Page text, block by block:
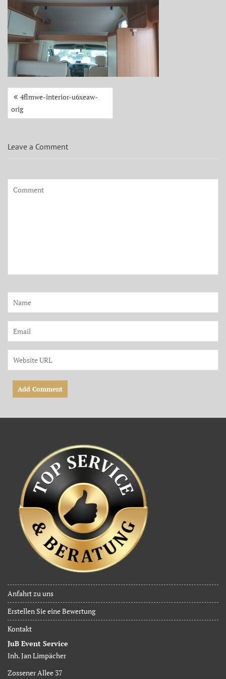
Beitragsnavigation
4flmwe-interior-u6xeaw-
orig
Leave a Comment
Anfahrt zu uns
Erstellen Sie eine Bewertung
Kontakt
JuB Event Service
Inh. Jan Limpächer
Zossener Allee 37